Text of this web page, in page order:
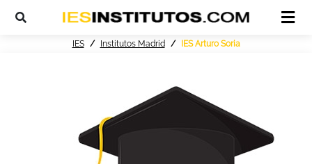
IES Institutos Madrid IES Arturo Soria